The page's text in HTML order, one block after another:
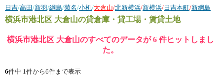
日吉/高田 /新羽/綱島/菊名/小机/大倉山/北新横浜/新横浜/ 日吉本町/新綱島
横浜市港北区 大倉山の貸倉庫・貸工場・賃貸土地
横浜市港北区 大倉山のすべてのデータが 6 件ヒットしまし
た。
6件中 1件から6件まで表示